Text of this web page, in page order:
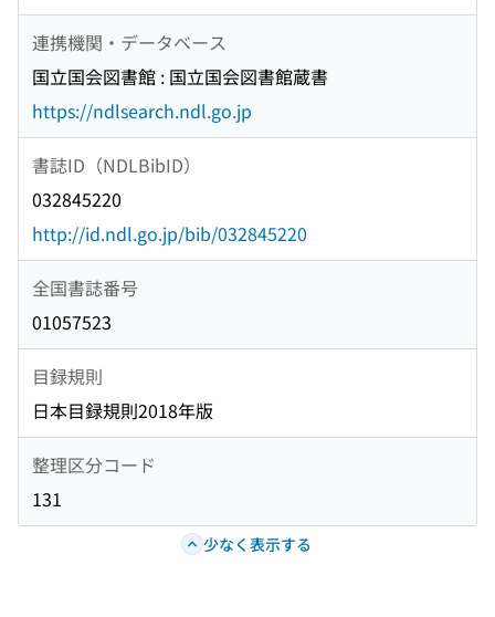
連携機関・データベース
国立国会図書館 : 国立国会図書館蔵書
https://ndlsearch.ndl.go.jp
書誌ID（NDLBibID）
032845220
http://id.ndl.go.jp/bib/032845220
全国書誌番号
01057523
目録規則
日本目録規則2018年版
整理区分コード
131
少なく表示する